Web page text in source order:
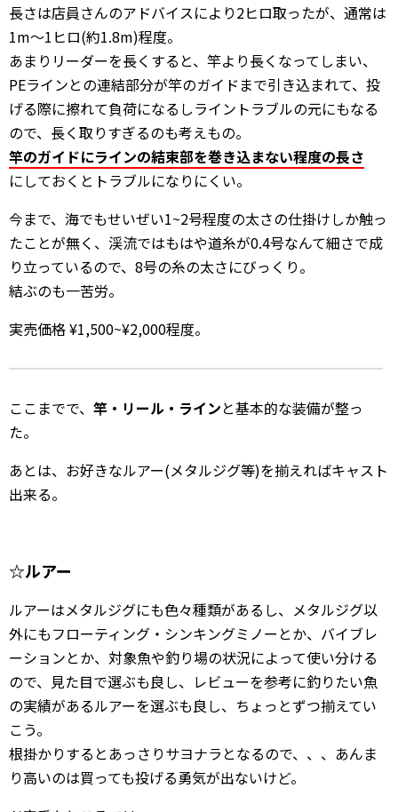
長さは店員さんのアドバイスにより2ヒロ取ったが、通常は
1m〜1ヒロ(約1.8m)程度。
あまりリーダーを長くすると、竿より長くなってしまい、
PEラインとの連結部分が竿のガイドまで引き込まれて、投
げる際に擦れて負荷になるしライントラブルの元にもなる
ので、長く取りすぎるのも考えもの。
竿のガイドにラインの結束部を巻き込まない程度の長さ
にしておくとトラブルになりにくい。
今まで、海でもせいぜい1~2号程度の太さの仕掛けしか触っ
たことが無く、渓流ではもはや道糸が0.4号なんて細さで成
り立っているので、8号の糸の太さにびっくり。
結ぶのも一苦労。
実売価格 ¥1,500~¥2,000程度。
ここまでで、 竿・リール・ラインと基本的な装備が整っ
た。
あとは、お好きなルアー(メタルジグ等)を揃えればキャスト
出来る。
☆ルアー
ルアーはメタルジグにも色々種類があるし、メタルジグ以
外にもフローティング・シンキングミノーとか、バイブレ
ーションとか、対象魚や釣り場の状況によって使い分ける
ので、見た目で選ぶも良し、レビューを参考に釣りたい魚
の実績があるルアーを選ぶも良し、ちょっとずつ揃えてい
こう。
根掛かりするとあっさりサヨナラとなるので、、、あんま
り高いのは買っても投げる勇気が出ないけど。